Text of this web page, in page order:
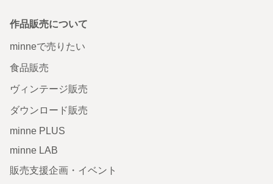
作品販売について
minneで売りたい
食品販売
ヴィンテージ販売
ダウンロード販売
minne PLUS
minne LAB
販売支援企画・イベント